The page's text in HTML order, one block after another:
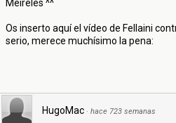
Meireles ^^
Os inserto aquí el vídeo de Fellaini
serio, merece muchísimo la pena:
HugoMac · hace 723 semanas